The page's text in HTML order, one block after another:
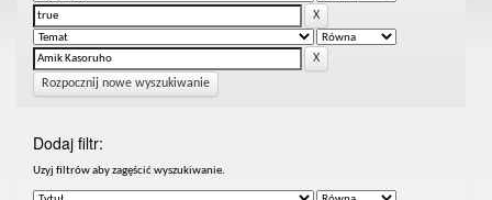
Rozpocznij nowe wyszukiwanie
Dodaj filtr:
Uzyj filtrów aby zagęścić wyszukiwanie.